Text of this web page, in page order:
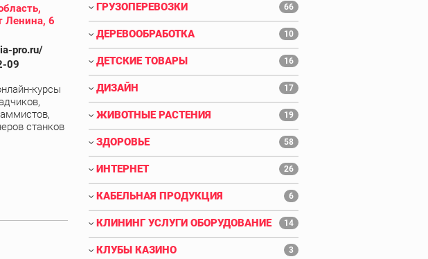
Ленина, 6
pro.ru/
09
курсы
станков
ГРУЗОПЕРЕВОЗКИ 66
ДЕРЕВООБРАБОТКА 10
ДЕТСКИЕ ТОВАРЫ 16
ДИЗАЙН 17
ЖИВОТНЫЕ РАСТЕНИЯ 19
ЗДОРОВЬЕ 58
ИНТЕРНЕТ 26
КАБЕЛЬНАЯ ПРОДУКЦИЯ 6
КЛИНИНГ УСЛУГИ ОБОРУДОВАНИЕ 14
КЛУБЫ КАЗИНО 3